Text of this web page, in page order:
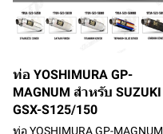
ท่อ YOSHIMURA GP-
MAGNUM สำหรับ SUZUKI
GSX-S125/150
ท่อ YOSHIMURA GP-MAGNUM